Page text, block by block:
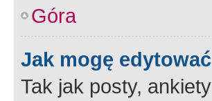
Góra
Jak mogę
Tak jak posty,